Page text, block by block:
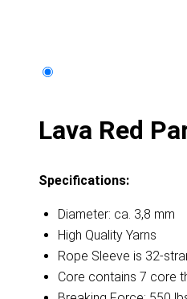
Lava Red
Specifications:
Diameter: ca. 3,8 mm
High Quality Yarns
Rope Sleeve is 32-
Core contains 7 core